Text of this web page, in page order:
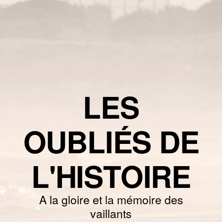
LES
OUBLIÉS DE
L'HISTOIRE
A la gloire et la mémoire des
vaillants